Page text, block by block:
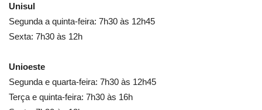
Unisul
Segunda a quinta-feira: 7h30 às 12h45
Sexta: 7h30 às 12h
Unioeste
Segunda e quarta-feira: 7h30 às 12h45
Terça e quinta-feira: 7h30 às 16h